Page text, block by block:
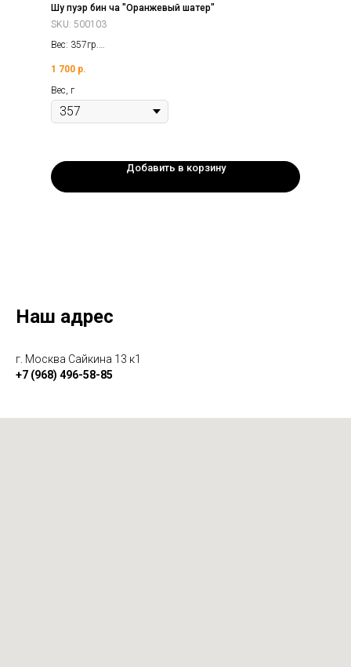
Шу пуэр бин ча "Оранжевый шатер"
SKU: 500103
Вес: 357гр.
Фабрика: Бань Чжан Лао Шу
1 700 р.
Вес, г
Добавить в корзину
Наш адрес
г. Москва Сайкина 13 к1
+7 (968) 496-58-85